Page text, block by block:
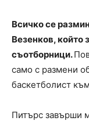
Всичко се
Везенков, който
съотборници.
само с размени
баскетболист
Питърс завърши